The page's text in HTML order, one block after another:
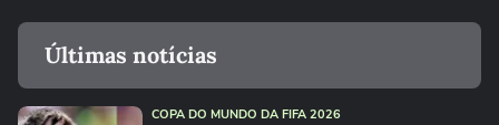
Últimas notícias
COPA DO MUNDO DA FIFA 2026